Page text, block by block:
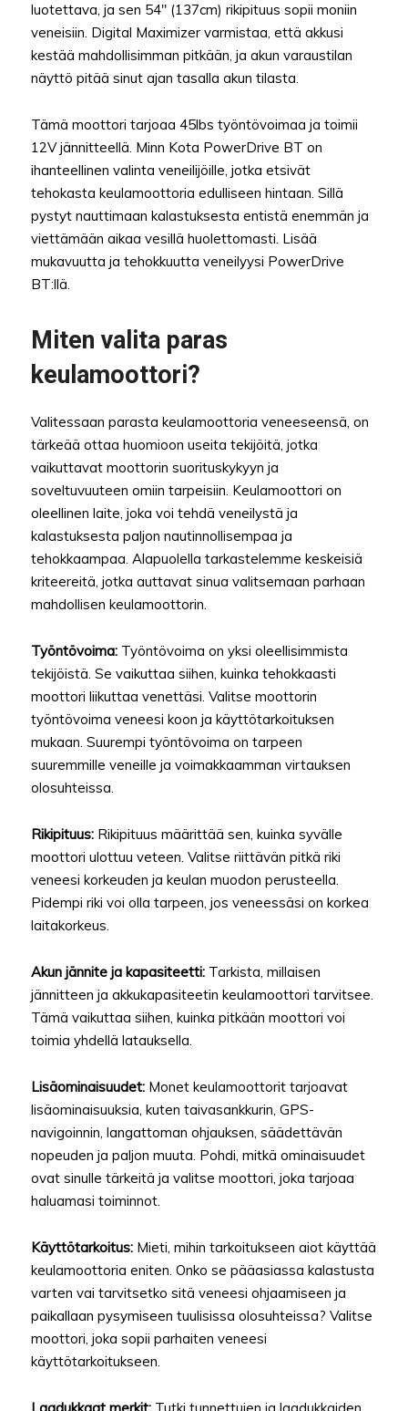
luotettava, ja sen 54″ (137cm) rikipituus sopii moniin
veneisiin. Digital Maximizer varmistaa, että akkusi
kestää mahdollisimman pitkään, ja akun varaustilan
näyttö pitää sinut ajan tasalla akun tilasta.
Tämä moottori tarjoaa 45lbs työntövoimaa ja toimii
12V jännitteellä. Minn Kota PowerDrive BT on
ihanteellinen valinta veneilijöille, jotka etsivät
tehokasta keulamoottoria edulliseen hintaan. Sillä
pystyt nauttimaan kalastuksesta entistä enemmän ja
viettämään aikaa vesillä huolettomasti. Lisää
mukavuutta ja tehokkuutta veneilyysi PowerDrive
BT:llä.
Miten valita paras
keulamoottori?
Valitessaan parasta keulamoottoria veneeseensä, on
tärkeää ottaa huomioon useita tekijöitä, jotka
vaikuttavat moottorin suorituskykyyn ja
soveltuvuuteen omiin tarpeisiin. Keulamoottori on
oleellinen laite, joka voi tehdä veneilystä ja
kalastuksesta paljon nautinnollisempaa ja
tehokkaampaa. Alapuolella tarkastelemme keskeisiä
kriteereitä, jotka auttavat sinua valitsemaan parhaan
mahdollisen keulamoottorin.
Työntövoima: Työntövoima on yksi oleellisimmista
tekijöistä. Se vaikuttaa siihen, kuinka tehokkaasti
moottori liikuttaa venettäsi. Valitse moottorin
työntövoima veneesi koon ja käyttötarkoituksen
mukaan. Suurempi työntövoima on tarpeen
suuremmille veneille ja voimakkaamman virtauksen
olosuhteissa.
Rikipituus: Rikipituus määrittää sen, kuinka syvälle
moottori ulottuu veteen. Valitse riittävän pitkä riki
veneesi korkeuden ja keulan muodon perusteella.
Pidempi riki voi olla tarpeen, jos veneessäsi on korkea
laitakorkeus.
Akun jännite ja kapasiteetti: Tarkista, millaisen
jännitteen ja akkukapasiteetin keulamoottori tarvitsee.
Tämä vaikuttaa siihen, kuinka pitkään moottori voi
toimia yhdellä latauksella.
Lisäominaisuudet: Monet keulamoottorit tarjoavat
lisäominaisuuksia, kuten taivasankkurin, GPS-
navigoinnin, langattoman ohjauksen, säädettävän
nopeuden ja paljon muuta. Pohdi, mitkä ominaisuudet
ovat sinulle tärkeitä ja valitse moottori, joka tarjoaa
haluamasi toiminnot.
Käyttötarkoitus: Mieti, mihin tarkoitukseen aiot käyttää
keulamoottoria eniten. Onko se pääasiassa kalastusta
varten vai tarvitsetko sitä veneesi ohjaamiseen ja
paikallaan pysymiseen tuulisissa olosuhteissa? Valitse
moottori, joka sopii parhaiten veneesi
käyttötarkoitukseen.